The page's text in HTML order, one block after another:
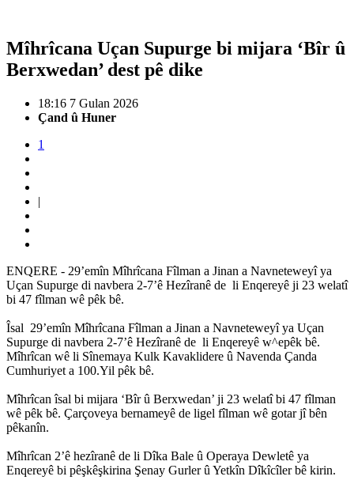
Mîhrîcana Uçan Supurge bi mijara ‘Bîr û
Berxwedan’ dest pê dike
18:16 7 Gulan 2026
Çand û Huner
1
|
ENQERE - 29’emîn Mîhrîcana Fîlman a Jinan a Navneteweyî ya
Uçan Supurge di navbera 2-7’ê Hezîranê de li Enqereyê ji 23 welatî
bi 47 fîlman wê pêk bê.
Îsal 29’emîn Mîhrîcana Fîlman a Jinan a Navneteweyî ya Uçan
Supurge di navbera 2-7’ê Hezîranê de li Enqereyê w^epêk bê.
Mîhrîcan wê li Sînemaya Kulk Kavaklidere û Navenda Çanda
Cumhuriyet a 100.Yil pêk bê.
Mîhrîcan îsal bi mijara ‘Bîr û Berxwedan’ ji 23 welatî bi 47 fîlman
wê pêk bê. Çarçoveya bernameyê de ligel fîlman wê gotar jî bên
pêkanîn.
Mîhrîcan 2’ê hezîranê de li Dîka Bale û Operaya Dewletê ya
Enqereyê bi pêşkêşkirina Şenay Gurler û Yetkîn Dîkîcîler bê kirin.